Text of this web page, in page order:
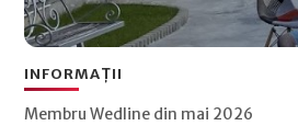
INFORMAȚII
Membru Wedline din mai 2026